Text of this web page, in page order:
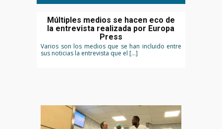
Múltiples medios se hacen eco de
la entrevista realizada por Europa
Press
Varios son los medios que se han incluido entre
sus noticias la entrevista que el […]